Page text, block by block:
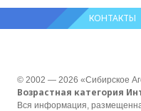
КОНТАКТЫ
© 2002 — 2026 «Сибирское
Возрастная категория
Вся информация,